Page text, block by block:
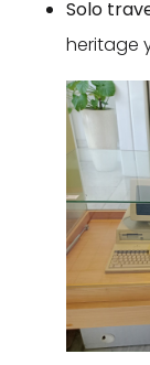
Solo
heritage